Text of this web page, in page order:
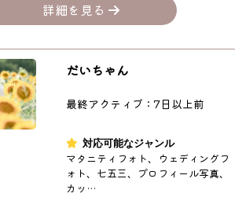
詳細を見る
だいちゃん
最終アクティブ：7日以上前
対応可能なジャンル
マタニティフォト、ウェディングフ
ォト、七五三、プロフィール写真、
カッ…